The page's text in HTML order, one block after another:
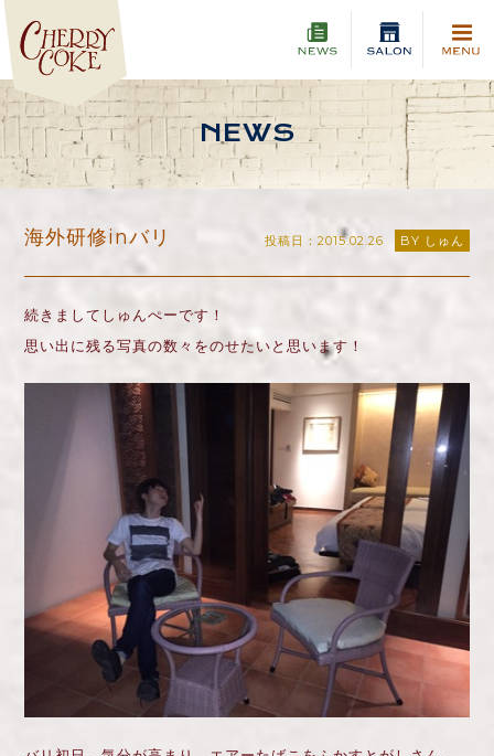
NEWS
海外研修inバリ 投稿日：2015.02.26 BY しゅん
続きましてしゅんぺーです！
思い出に残る写真の数々をのせたいと思います！